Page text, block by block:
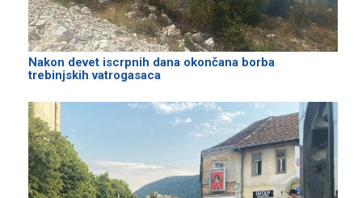
Nakon devet iscrpnih dana okončana borba
trebinjskih vatrogasaca